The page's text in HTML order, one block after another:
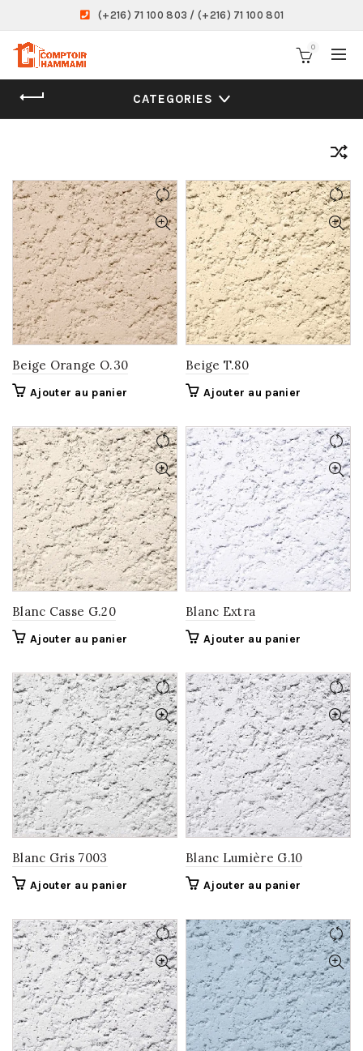
(+216) 71 100 803 / (+216) 71 100 801
0
CATEGORIES
Beige Orange O.30
Ajouter au panier
Beige T.80
Ajouter au panier
Blanc Casse G.20
Ajouter au panier
Blanc Extra
Ajouter au panier
Blanc Gris 7003
Ajouter au panier
Blanc Lumière G.10
Ajouter au panier